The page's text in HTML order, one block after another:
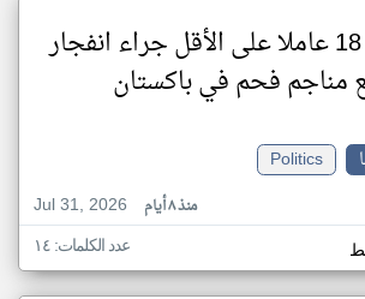
مقتل 18 عاملا على الأقل جراء انفجار
مناجم فحم في باكستان
Politics
Jul 31, 2026
منذ ٨ أيام
عدد الكلمات: ١٤